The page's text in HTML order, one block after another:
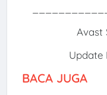
Avast
Update
BACA JUGA